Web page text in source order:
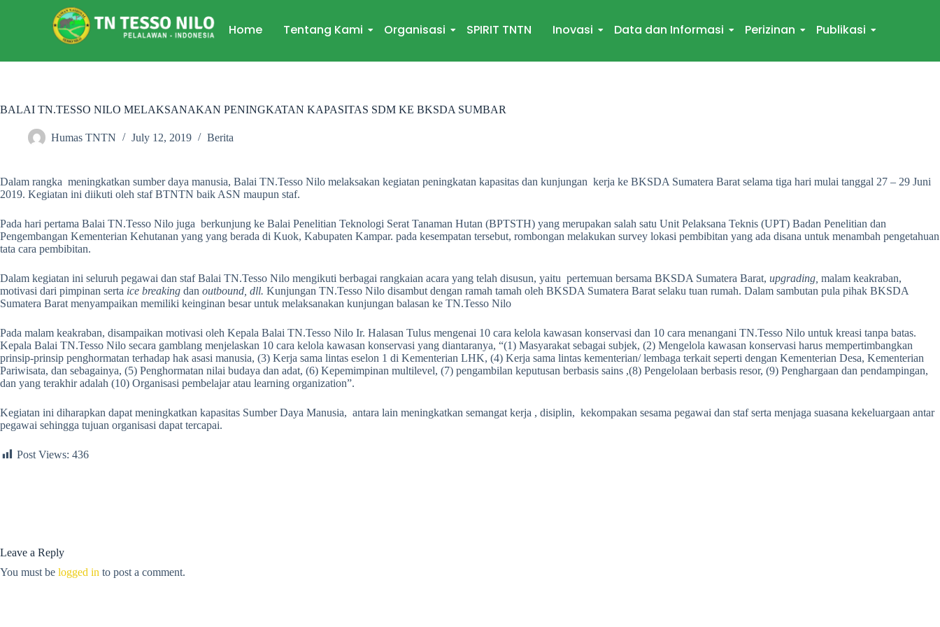
Home Tentang Kami Organisasi SPIRIT TNTN Inovasi Data dan Informasi Perizinan Publikasi
BALAI TN.TESSO NILO MELAKSANAKAN PENINGKATAN KAPASITAS SDM KE BKSDA SUMBAR
Humas TNTN July 12, 2019 Berita
Dalam rangka meningkatkan sumber daya manusia, Balai TN.Tesso Nilo melaksakan kegiatan peningkatan kapasitas dan kunjungan kerja ke BKSDA Sumatera Barat selama tiga hari mulai tanggal 27 – 29 Juni
2019. Kegiatan ini diikuti oleh staf BTNTN baik ASN maupun staf.
Pada hari pertama Balai TN.Tesso Nilo juga berkunjung ke Balai Penelitian Teknologi Serat Tanaman Hutan (BPTSTH) yang merupakan salah satu Unit Pelaksana Teknis (UPT) Badan Penelitian dan
Pengembangan Kementerian Kehutanan yang yang berada di Kuok, Kabupaten Kampar. pada kesempatan tersebut, rombongan melakukan survey lokasi pembibitan yang ada disana untuk menambah pengetahuan
tata cara pembibitan.
Dalam kegiatan ini seluruh pegawai dan staf Balai TN.Tesso Nilo mengikuti berbagai rangkaian acara yang telah disusun, yaitu pertemuan bersama BKSDA Sumatera Barat, upgrading, malam keakraban,
motivasi dari pimpinan serta ice breaking dan outbound, dll. Kunjungan TN.Tesso Nilo disambut dengan ramah tamah oleh BKSDA Sumatera Barat selaku tuan rumah. Dalam sambutan pula pihak BKSDA
Sumatera Barat menyampaikan memiliki keinginan besar untuk melaksanakan kunjungan balasan ke TN.Tesso Nilo
Pada malam keakraban, disampaikan motivasi oleh Kepala Balai TN.Tesso Nilo Ir. Halasan Tulus mengenai 10 cara kelola kawasan konservasi dan 10 cara menangani TN.Tesso Nilo untuk kreasi tanpa batas.
Kepala Balai TN.Tesso Nilo secara gamblang menjelaskan 10 cara kelola kawasan konservasi yang diantaranya, “(1) Masyarakat sebagai subjek, (2) Mengelola kawasan konservasi harus mempertimbangkan
prinsip-prinsip penghormatan terhadap hak asasi manusia, (3) Kerja sama lintas eselon 1 di Kementerian LHK, (4) Kerja sama lintas kementerian/ lembaga terkait seperti dengan Kementerian Desa, Kementerian
Pariwisata, dan sebagainya, (5) Penghormatan nilai budaya dan adat, (6) Kepemimpinan multilevel, (7) pengambilan keputusan berbasis sains ,(8) Pengelolaan berbasis resor, (9) Penghargaan dan pendampingan,
dan yang terakhir adalah (10) Organisasi pembelajar atau learning organization”.
Kegiatan ini diharapkan dapat meningkatkan kapasitas Sumber Daya Manusia, antara lain meningkatkan semangat kerja , disiplin, kekompakan sesama pegawai dan staf serta menjaga suasana kekeluargaan antar
pegawai sehingga tujuan organisasi dapat tercapai.
Post Views: 436
Leave a Reply
You must be logged in to post a comment.